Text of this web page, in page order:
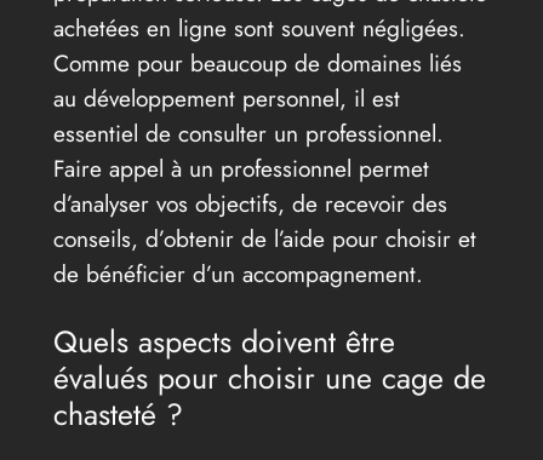
achetées en ligne sont souvent négligées.
Comme pour beaucoup de domaines liés
au développement personnel, il est
essentiel de consulter un professionnel.
Faire appel à un professionnel permet
d’analyser vos objectifs, de recevoir des
conseils, d’obtenir de l’aide pour choisir et
de bénéficier d’un accompagnement.
Quels aspects doivent être
évalués pour choisir une cage de
chasteté ?